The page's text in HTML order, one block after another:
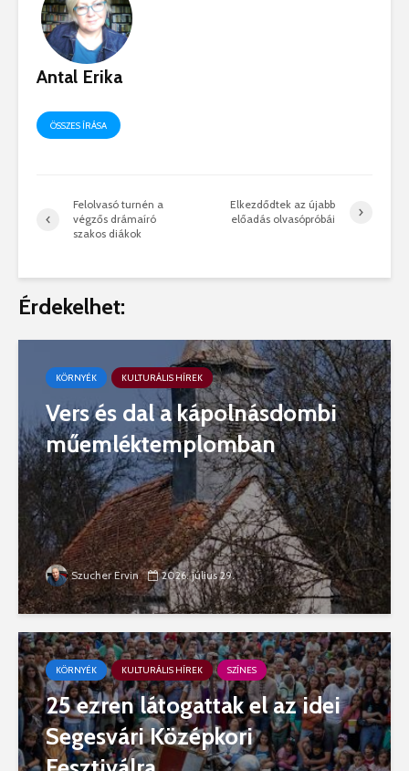
Antal Erika
ÖSSZES ÍRÁSA
Felolvasó turnén a
végzős drámaíró
szakos diákok
Elkezdődtek az újabb
előadás olvasópróbái
Érdekelhet:
KÖRNYÉK KULTURÁLIS HÍREK
Vers és dal a kápolnásdombi
műemléktemplomban
Szucher Ervin 2026. július 29.
KÖRNYÉK KULTURÁLIS HÍREK SZÍNES
25 ezren látogattak el az idei
Segesvári Középkori